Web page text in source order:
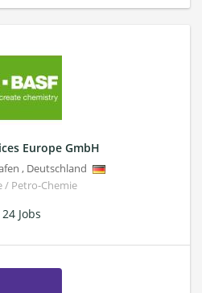
Europe GmbH
, Deutschland
/ Petro-Chemie
24 Jobs